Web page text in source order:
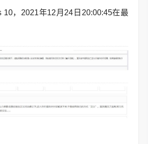
10，2021年12月24日20:00:45在最